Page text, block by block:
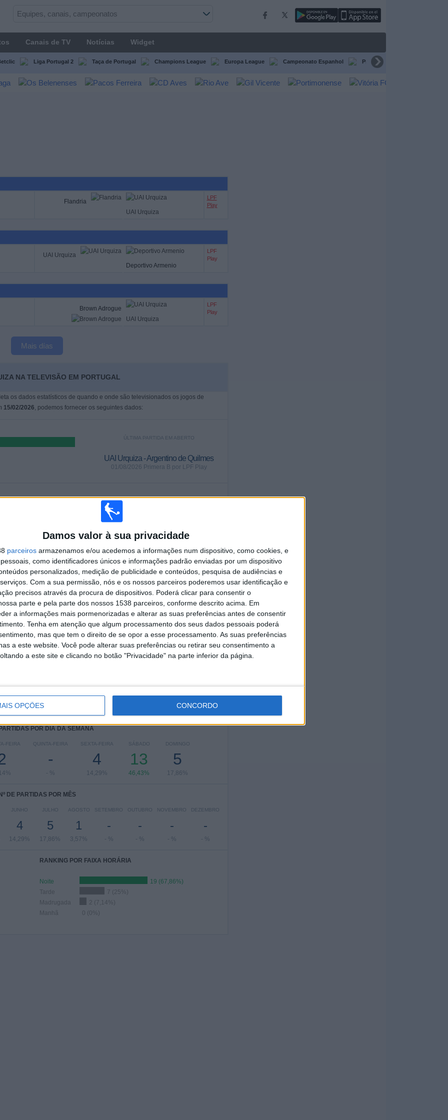
Damos valor à sua privacidade
parceiros armazenamos e/ou acedemos a informações num dispositivo, como cookies, e
como identificadores únicos e informações padrão enviadas por um dispositivo
personalizados, medição de publicidade e conteúdos, pesquisa de audiências e
Com a sua permissão, nós e os nossos parceiros poderemos usar identificação e
precisos através da procura de dispositivos. Poderá clicar para consentir o
parte e pela parte dos nossos 1538 parceiros, conforme descrito acima. Em
a informações mais pormenorizadas e alterar as suas preferências antes de consentir
Tenha em atenção que algum processamento dos seus dados pessoais poderá
mas que tem o direito de se opor a esse processamento. As suas preferências
a este website. Você pode alterar suas preferências ou retirar seu consentimento a
a este site e clicando no botão "Privacidade" na parte inferior da página.
OPÇÕES CONCORDO
Canais de TV Notícias Widget
Liga Portugal 2 Taça de Portugal Champions League Europa League Campeonato Espanhol Premier League
Flandria
UAI Urquiza
LPF
Play
UAI Urquiza
Deportivo Armenio
LPF
Play
Brown Adrogue
UAI Urquiza
LPF
Play
Mais días
NA TELEVISÃO EM PORTUGAL
os dados estatísticos de quando e onde são televisionados os jogos de
15/02/2026, podemos fornecer os seguintes dados:
ÚLTIMA PARTIDA EM ABERTO
UAI Urquiza - Argentino de Quilmes
01/08/2026 Primera B por LPF Play
CANAIS DE TV
SEM PARTIDA
CONSECUTIVOS
TOTAL
21
RIVAIS
MÁXIMO
2
VS Dep. Merlo
TOTAL
1
COMPETIÇÕES
RANKING POR COMPETIÇÕES
Primera B 28 (100%)
POR DIA DA SEMANA
FEIRA QUINTA-FEIRA
-
- %
SEXTA-FEIRA
4
14,29%
SÁBADO
13
46,43%
DOMINGO
5
17,86%
Nº DE PARTIDAS POR MÊS
JUNHO
4
14,29%
JULHO
5
17,86%
AGOSTO
1
3,57%
SETEMBRO
-
- %
OUTUBRO
-
- %
NOVEMBRO
-
- %
DEZEMBRO
-
- %
RANKING POR FAIXA HORÁRIA
Noite
19 (67,86%)
Tarde
7 (25%)
Madrugada
2 (7,14%)
Manhã
0 (0%)